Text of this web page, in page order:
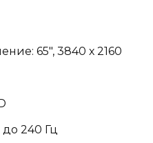
65″, 3840 х 2160
до 240 Гц